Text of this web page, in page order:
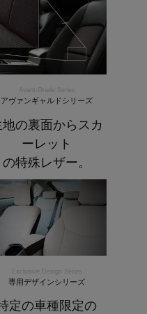
Avant-Grade Series
アヴァンギャルドシリーズ
地の裏面からスカ
ーレット
の特殊レザー。
Exclusive Design Series
専用デザインシリーズ
定の車種限定の